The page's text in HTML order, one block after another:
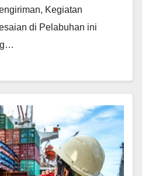
Kegiatan
di Pelabuhan ini